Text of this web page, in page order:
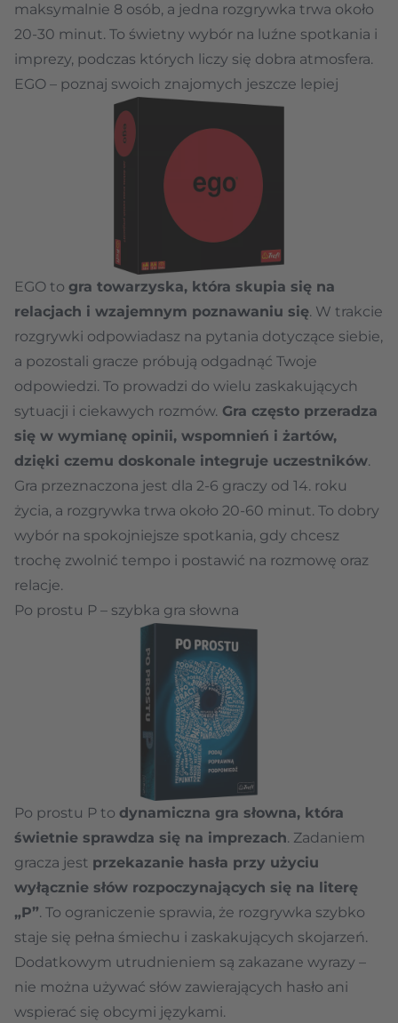
maksymalnie 8 osób, a jedna rozgrywka trwa około
20-30 minut. To świetny wybór na luźne spotkania i
imprezy, podczas których liczy się dobra atmosfera.
EGO – poznaj swoich znajomych jeszcze lepiej
EGO to gra towarzyska, która skupia się na
relacjach i wzajemnym poznawaniu się. W trakcie
rozgrywki odpowiadasz na pytania dotyczące siebie,
a pozostali gracze próbują odgadnąć Twoje
odpowiedzi. To prowadzi do wielu zaskakujących
sytuacji i ciekawych rozmów. Gra często przeradza
się w wymianę opinii, wspomnień i żartów,
dzięki czemu doskonale integruje uczestników.
Gra przeznaczona jest dla 2-6 graczy od 14. roku
życia, a rozgrywka trwa około 20-60 minut. To dobry
wybór na spokojniejsze spotkania, gdy chcesz
trochę zwolnić tempo i postawić na rozmowę oraz
relacje.
Po prostu P – szybka gra słowna
Po prostu P to dynamiczna gra słowna, która
świetnie sprawdza się na imprezach. Zadaniem
gracza jest przekazanie hasła przy użyciu
wyłącznie słów rozpoczynających się na literę
„P”. To ograniczenie sprawia, że rozgrywka szybko
staje się pełna śmiechu i zaskakujących skojarzeń.
Dodatkowym utrudnieniem są zakazane wyrazy –
nie można używać słów zawierających hasło ani
wspierać się obcymi językami.